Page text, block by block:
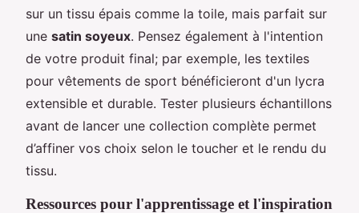
sur un tissu épais comme la toile, mais parfait sur
une satin soyeux. Pensez également à l'intention
de votre produit final; par exemple, les textiles
pour vêtements de sport bénéficieront d'un lycra
extensible et durable. Tester plusieurs échantillons
avant de lancer une collection complète permet
d’affiner vos choix selon le toucher et le rendu du
tissu.
Ressources pour l'apprentissage et l'inspiration